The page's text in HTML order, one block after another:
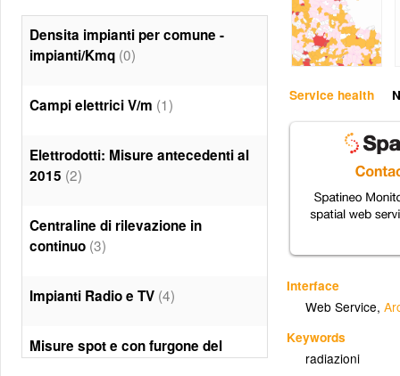
Service health
Interface
Web Service,
Keywords
radiazioni
Densita impianti per comune -
impianti/Kmq (0)
Campi elettrici V/m (1)
Elettrodotti: Misure antecedenti al
2015 (2)
Centraline di rilevazione in
continuo (3)
Impianti Radio e TV (4)
Misure spot e con furgone del
(5)